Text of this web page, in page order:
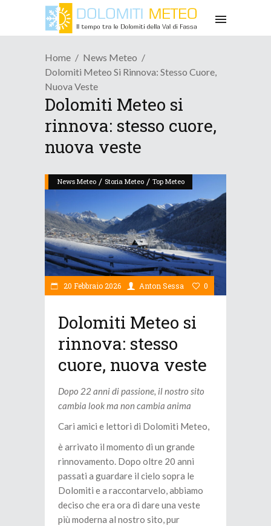
Home
News Meteo
Dolomiti Meteo Si Rinnova: Stesso Cuore,
Nuova Veste
Dolomiti Meteo si
rinnova: stesso cuore,
nuova veste
News Meteo / Storia Meteo / Top Meteo
20 Febbraio 2026 Anton Sessa 0
Dolomiti Meteo si
rinnova: stesso
cuore, nuova veste
Dopo 22 anni di passione, il nostro sito
cambia look ma non cambia anima
Cari amici e lettori di Dolomiti Meteo,
è arrivato il momento di un grande
rinnovamento. Dopo oltre 20 anni
passati a guardare il cielo sopra le
Dolomiti e a raccontarvelo, abbiamo
deciso che era ora di dare una veste
più moderna al nostro sito, pur